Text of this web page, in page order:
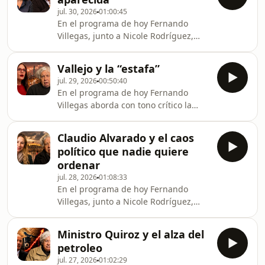
democracia representativa,
presidencia
política y militar de Putin. Luego
aborda tensiones diplomáticas entre
Chile y Estados Unidos por eventuales
alzas arancelarias, criticando la
imprudencia de autoridades chilenas.
También comenta disputas internas
en el Frente A
jul. 30, 202601:00:45
En el programa de hoy Fernando
Villegas, junto a Nicole Rodríguez,
compensaciones a municipios,
cuestionando el uso de recursos
públicos y la eficiencia del Estado. Se
discute cómo el foco político pasó
desde la reducción del gasto a exigir
más financiamiento, evidenciando
problemas de transparencia,
sobredotación de perso
Vallejo y la “estafa”
jul. 29, 202600:50:40
En el programa de hoy Fernando
Villegas aborda con tono crítico la
declaraciones de Camila Vallejo y
cuestionando la gestión del gobierno
anterior en materia de seguridad. A lo
largo del espacio, enfatiza la
incompetencia, negligencia y falta de
resultados en diversas áreas del
Estado, vinculando estos problemas a
casos concretos como el
Claudio Alvarado y el caos
político que nadie quiere
ordenar
jul. 28, 202601:08:33
En el programa de hoy Fernando
Villegas, junto a Nicole Rodríguez,
chilena, centrándose en la polémica
por la Ley de Reconstrucción y las
Ministro Quiroz y el alza del
petroleo
jul. 27, 202601:02:29